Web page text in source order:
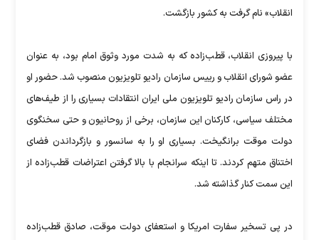
انقلاب» نام گرفت به کشور بازگشت.
با پیروزی انقلاب، قطب‌زاده که به شدت مورد وثوق امام بود، به عنوان
عضو شورای انقلاب و رییس سازمان رادیو تلویزیون منصوب شد. حضور او
در راس سازمان رادیو تلویزیون ملی ایران انتقادات بسیاری را از طیف‌های
مختلف سیاسی، کارکنان این سازمان، برخی از روحانیون و حتی سخنگوی
دولت موقت برانگیخت. بسیاری او را به سانسور و بازگرداندن فضای
اختناق متهم کردند. تا اینکه سرانجام با بالا گرفتن اعتراضات قطب‌زاده از
این سمت کنار گذاشته شد.
در پی تسخیر سفارت امریکا و استعفای دولت موقت، صادق قطب‌زاده